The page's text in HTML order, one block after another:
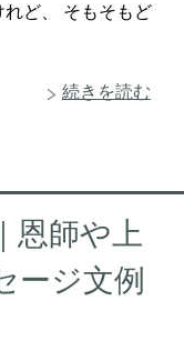
ど、 そもそもど
続きを読む
恩師や上
ージ文例